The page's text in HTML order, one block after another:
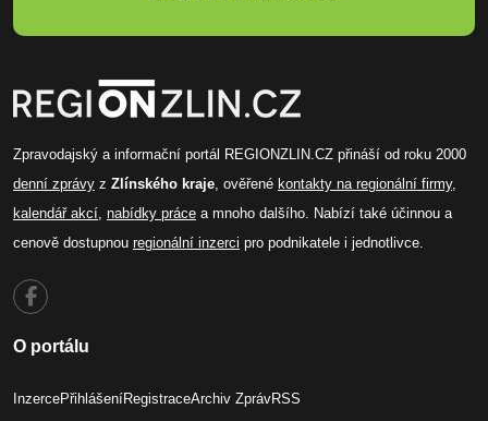
Zpravodajský a informační portál REGIONZLIN.CZ přináší od roku 2000
denní zprávy z Zlínského kraje, ověřené kontakty na regionální firmy,
kalendář akcí, nabídky práce a mnoho dalšího. Nabízí také účinnou a
cenově dostupnou regionální inzerci pro podnikatele i jednotlivce.
O portálu
InzercePřihlášeníRegistraceArchiv ZprávRSS